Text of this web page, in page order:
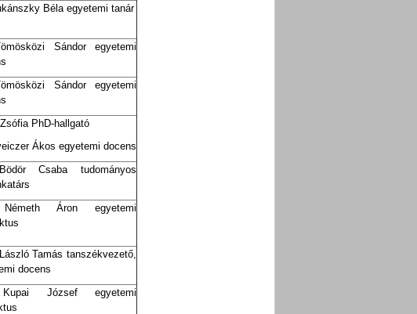
Béla egyetemi tanár
Sándor egyetemi
Sándor egyetemi
PhD-hallgató
Ákos egyetemi docens
Csaba tudományos
Áron egyetemi
Tamás tanszékvezető,
docens
József
egyetemi